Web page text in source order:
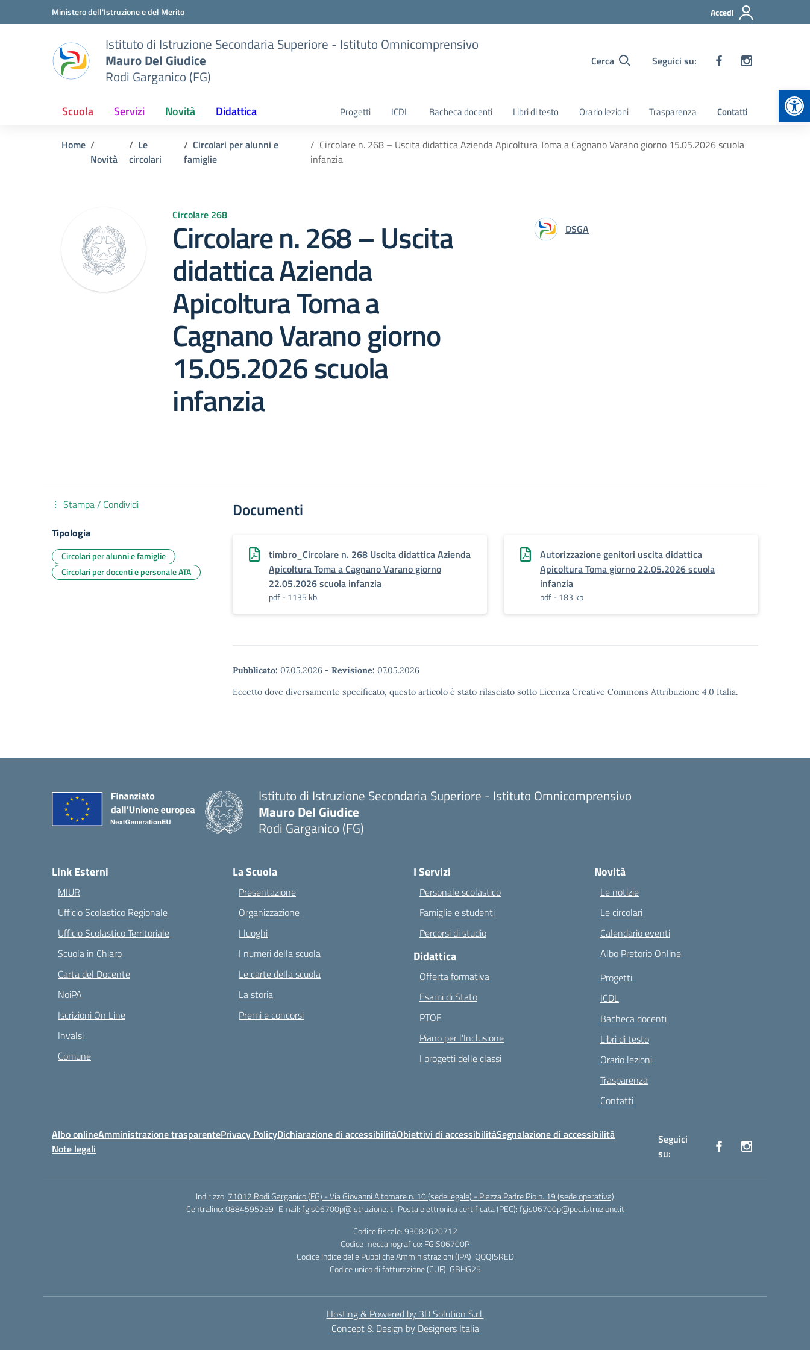
Vai ai contenuti
Vai al menu di navigazioneMinistero dell'Istruzione e del Merito Accedi
Istituto di Istruzione Secondaria Superiore - Istituto Omnicomprensivo
Mauro Del Giudice
Rodi Garganico (FG)
Cerca Seguici su:
Scuola Servizi Novità Didattica Progetti ICDL Bacheca docenti Libri di testo Orario lezioni Trasparenza Contatti
Home
Novità
Le
circolari
Circolari per alunni e
famiglie
Circolare n. 268 – Uscita didattica Azienda Apicoltura Toma a Cagnano Varano giorno 15.05.2026 scuola
infanzia
Circolare 268
Circolare n. 268 – Uscita
didattica Azienda
Apicoltura Toma a
Cagnano Varano giorno
15.05.2026 scuola
infanzia
DSGA
Documenti
timbro_Circolare n. 268 Uscita didattica Azienda
Apicoltura Toma a Cagnano Varano giorno
22.05.2026 scuola infanzia
pdf - 1135 kb
Autorizzazione genitori uscita didattica
Apicoltura Toma giorno 22.05.2026 scuola
infanzia
pdf - 183 kb
Pubblicato: 07.05.2026 - Revisione: 07.05.2026
Eccetto dove diversamente specificato, questo articolo è stato rilasciato sotto Licenza Creative Commons Attribuzione 4.0 Italia.
Stampa / Condividi
Tipologia
Circolari per alunni e famiglie
Circolari per docenti e personale ATA
Istituto di Istruzione Secondaria Superiore - Istituto Omnicomprensivo
Mauro Del Giudice
Rodi Garganico (FG)
Link Esterni
MIUR
Ufficio Scolastico Regionale
Ufficio Scolastico Territoriale
Scuola in Chiaro
Carta del Docente
NoiPA
Iscrizioni On Line
Invalsi
Comune
La Scuola
Presentazione
Organizzazione
I luoghi
I numeri della scuola
Le carte della scuola
La storia
Premi e concorsi
I Servizi
Personale scolastico
Famiglie e studenti
Percorsi di studio
Didattica
Offerta formativa
Esami di Stato
PTOF
Piano per l’Inclusione
I progetti delle classi
Novità
Le notizie
Le circolari
Calendario eventi
Albo Pretorio Online
Progetti
ICDL
Bacheca docenti
Libri di testo
Orario lezioni
Trasparenza
Contatti
Albo onlineAmministrazione trasparentePrivacy PolicyDichiarazione di accessibilitàObiettivi di accessibilitàSegnalazione di accessibilità
Note legali
Seguici
su:
Indirizzo: 71012 Rodi Garganico (FG) - Via Giovanni Altomare n. 10 (sede legale) - Piazza Padre Pio n. 19 (sede operativa)
Centralino:0884595299 Email:fgis06700p@istruzione.it Posta elettronica certificata (PEC):fgis06700p@pec.istruzione.it
Codice fiscale: 93082620712
Codice meccanografico: FGIS06700P
Codice Indice delle Pubbliche Amministrazioni (IPA): QQQJSRED
Codice unico di fatturazione (CUF): GBHG25
Hosting & Powered by 3D Solution S.r.l.
Concept & Design by Designers Italia